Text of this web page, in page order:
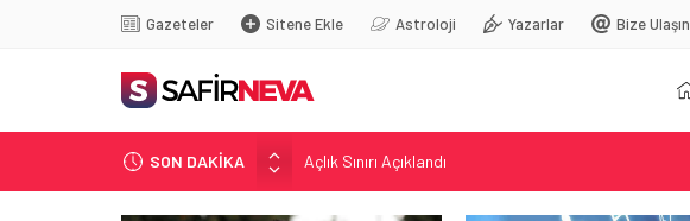
Gazeteler Sitene Ekle Astroloji Yazarlar Bize Ulaşın
SON DAKİKA
Öğretmenlere Kötü Haber
FETÖ’nün kritik ismi tutuklandı